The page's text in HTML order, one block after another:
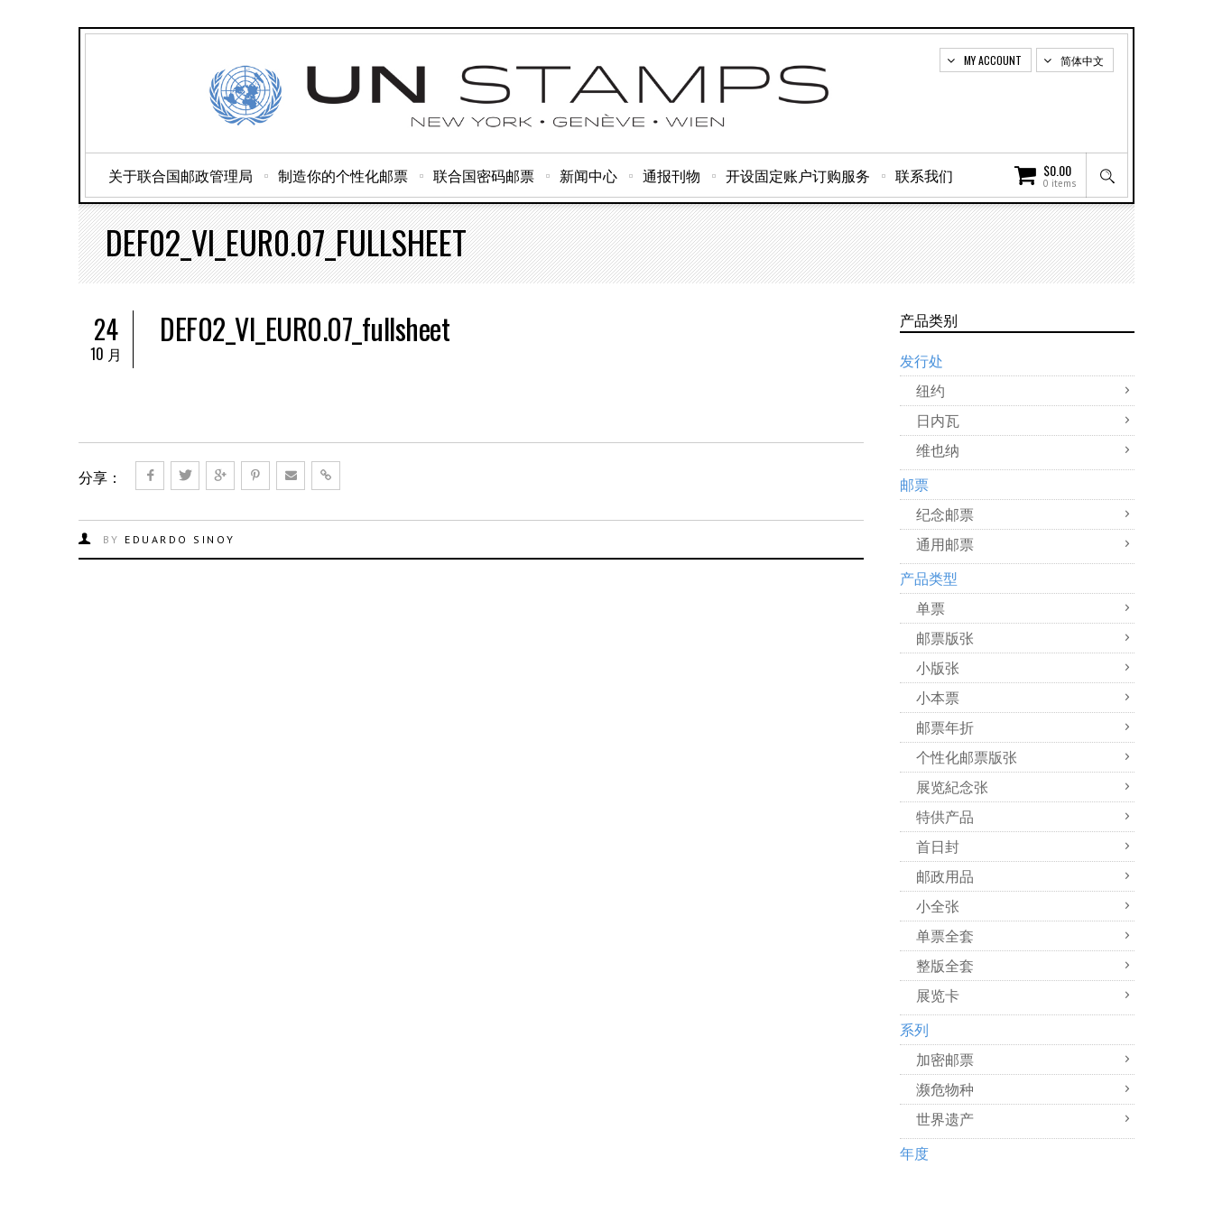
简体中文
MY ACCOUNT
$0.00
0 items
关于联合国邮政管理局 制造你的个性化邮票 联合国密码邮票 新闻中心 通报刊物 开设固定账户订购服务 联系我们
DEF02_VI_EUR0.07_FULLSHEET
24
10 月
DEF02_VI_EUR0.07_fullsheet
分享：
BY EDUARDO SINOY
产品类别
发行处
纽约
日内瓦
维也纳
邮票
纪念邮票
通用邮票
产品类型
单票
邮票版张
小版张
小本票
邮票年折
个性化邮票版张
展览紀念张
特供产品
首日封
邮政用品
小全张
单票全套
整版全套
展览卡
系列
加密邮票
濒危物种
世界遗产
年度